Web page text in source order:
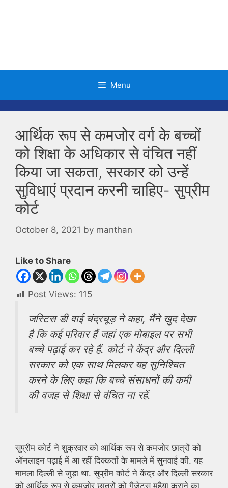
Menu
आर्थिक रूप से कमजोर वर्ग के बच्चों
को शिक्षा के अधिकार से वंचित नहीं
किया जा सकता, सरकार को उन्हें
सुविधाएं प्रदान करनी चाहिए- सुप्रीम
कोर्ट
October 8, 2021 by manthan
Like to Share
Post Views: 115
जस्टिस डी वाई चंद्रचूड़ ने कहा, मैंने खुद देखा
है कि कई परिवार हैं जहां एक मोबाइल पर सभी
बच्चे पढ़ाई कर रहे हैं. कोर्ट ने केंद्र और दिल्ली
सरकार को एक साथ मिलकर यह सुनिश्चित
करने के लिए कहा कि बच्चे संसाधनों की कमी
की वजह से शिक्षा से वंचित ना रहें.
सुप्रीम कोर्ट ने शुक्रवार को आर्थिक रूप से कमजोर छात्रों को
ऑनलाइन पढ़ाई में आ रहीं दिक्कतों के मामले में सुनवाई की. यह
मामला दिल्ली से जुड़ा था. सुप्रीम कोर्ट ने केंद्र और दिल्ली सरकार
को आर्थिक रूप से कमजोर छात्रों को गैजेट्स मुहैया कराने का